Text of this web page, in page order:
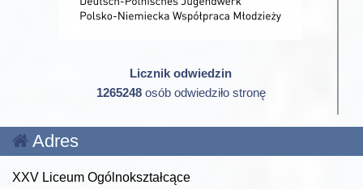
Licznik odwiedzin
1265248osób odwiedziło stronę
Adres
XXV Liceum Ogólnokształcące